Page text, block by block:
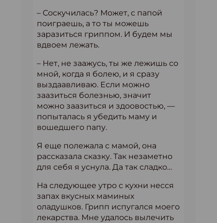
– Соскучилась? Может, с папой
поиграешь, а то ты можешь
заразиться гриппом. И будем мы
вдвоем лежать.
– Нет, не заажусь, ты же лежишь со
мной, когда я болею, и я сразу
выздаавливаю. Если можно
заазиться болезнью, значит
можно заазиться и здоовостью, —
попыталась я убедить маму и
вошедшего папу.
Я еще полежала с мамой, она
рассказала сказку. Так незаметно
для себя я уснула. Да так сладко…
На следующее утро с кухни несся
запах вкусных маминых
оладушков. Грипп испугался моего
лекарства. Мне удалось вылечить